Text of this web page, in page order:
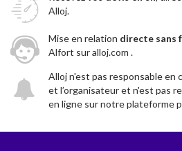
Alloj.
Mise en relation directe sans
Alfort sur alloj.com .
Alloj n'est pas responsable en
et l’organisateur et n'est pas
en ligne sur notre plateforme